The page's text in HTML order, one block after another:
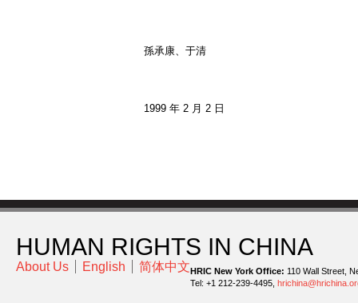
孫承康、于清
1999 年 2 月 2 日
HUMAN RIGHTS IN CHINA
About Us English 简体中文HRIC New York Office: 110 Wall Street,
Tel: +1 212-239-4495,